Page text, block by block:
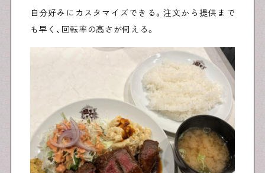
自分好みにカスタマイズできる。注文から提供まで
も早く、回転率の高さが伺える。